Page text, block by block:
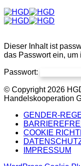
Dieser Inhalt ist
das Passwort ein,
Passwort:
© Copyright 2026
Handelskooperation
GENDER-
COOKIE
IMPRESSUM